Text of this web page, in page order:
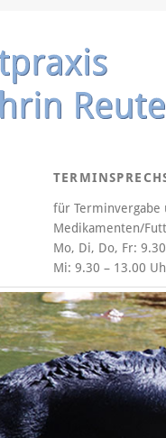
für Terminvergabe
Medikamenten/
Mo, Di, Do, Fr:
Mi: 9.30 – 13.00